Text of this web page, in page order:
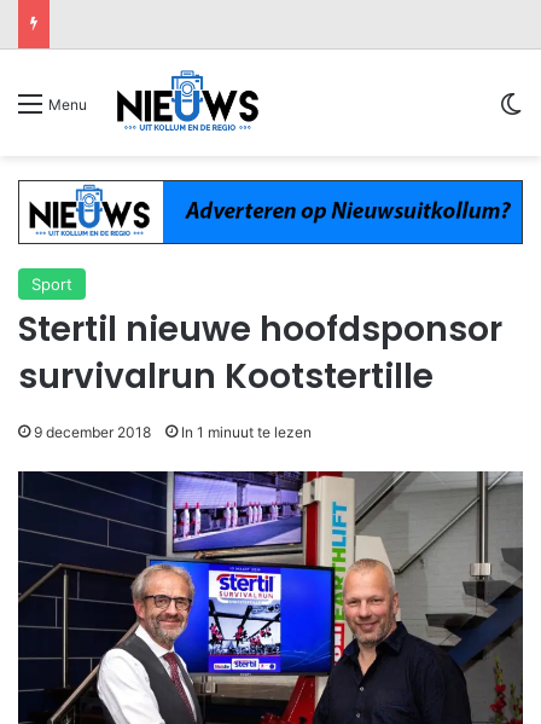
Menu
Sport
Stertil nieuwe hoofdsponsor
survivalrun Kootstertille
9 december 2018 In 1 minuut te lezen